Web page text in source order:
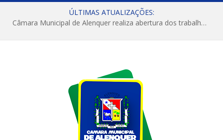
ÚLTIMAS ATUALIZAÇÕES:
Câmara Municipal de Alenquer realiza abertura dos trabalhos do 4º Período Legislativo